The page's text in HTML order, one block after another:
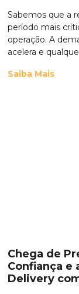
Sabemos que a
período mais
operação. A
acelera e
Saiba Mais
Chega de
Confiança e
Delivery